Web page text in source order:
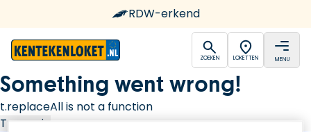
RDW-erkend
open
ZOEKEN LOKETTEN MENU
Something went wrong!
t.replaceAll is not a function
Try again